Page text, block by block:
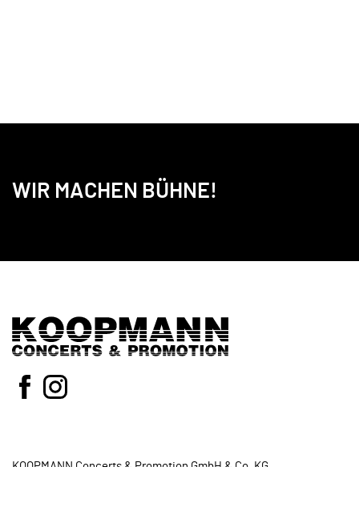
WIR MACHEN BÜHNE!
KOOPMANN Concerts & Promotion GmbH & Co. KG